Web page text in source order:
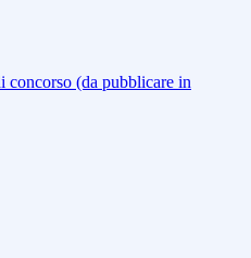
concorso (da pubblicare in